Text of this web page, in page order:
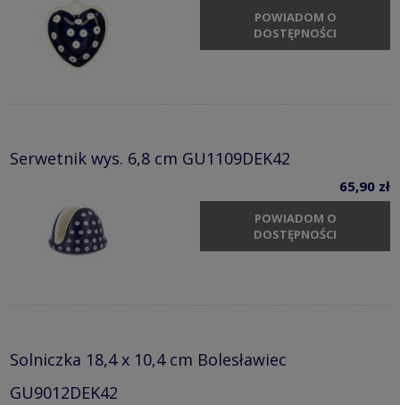
POWIADOM O
DOSTĘPNOŚCI
Serwetnik wys. 6,8 cm GU1109DEK42
65,90 zł
POWIADOM O
DOSTĘPNOŚCI
Solniczka 18,4 x 10,4 cm Bolesławiec
GU9012DEK42